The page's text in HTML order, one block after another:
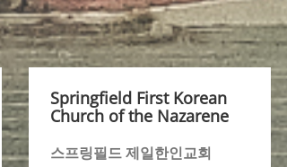
Springfield First Korean
Church of the Nazarene
스프링필드 제일한인교회